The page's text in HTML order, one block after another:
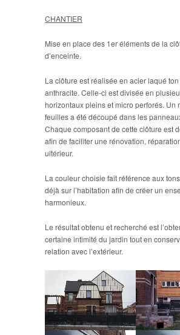
CHANTIER
Mise en place des 1er éléments de la
d’enceinte.
La clôture est réalisée en acier laqué
anthracite. Celle-ci est divisée en
horizontaux pleins et micro perforés. Un
feuilles a été découpé dans les
Chaque composant de cette clôture est
afin de faciliter une rénovation,
ultérieur.
La couleur choisie fait référence aux
déjà sur l’habitation afin de créer un
harmonieux.
Le résultat obtenu et recherché est
certaine intimité du jardin tout en
relation avec l’extérieur.